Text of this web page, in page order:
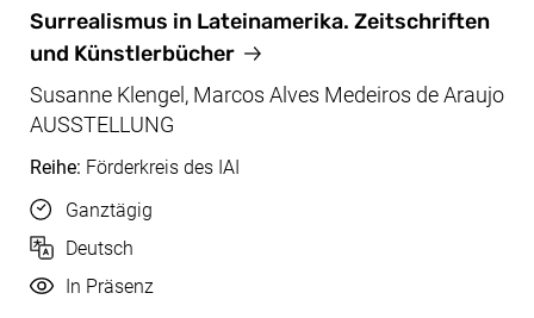
Dez/Apr, 12.12.2024 - 05.04.2025
Surrealismus in Lateinamerika. Zeitschriften
und Künstlerbücher
Susanne Klengel, Marcos Alves Medeiros de Araujo
AUSSTELLUNG
Reihe: Förderkreis des IAI
Uhrzeit
Ganztägig
Sprache
Deutsch
Durchführung
In Präsenz